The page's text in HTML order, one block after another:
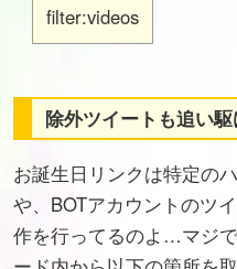
filter:videos
除外ツイートも追い駆
お誕生日リンクは特定の
や、BOTアカウントのツ
作を行ってるのよ…マジ